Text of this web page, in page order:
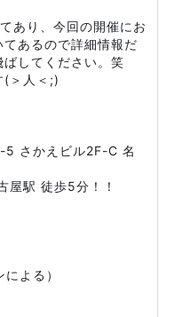
あり、今回の開催にお
あるので詳細情報だ
してください。笑
(＞人＜;)
5 さかえビル2F-C 名
屋駅 徒歩5分！！
よる）